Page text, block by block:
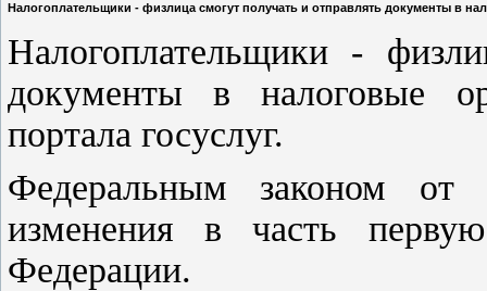
Налогоплательщики - физлица смогут получать и отправлять документы в
Налогоплательщики -
документы в налоговые
портала госуслуг.
Федеральным законом
изменения в часть
Федерации.